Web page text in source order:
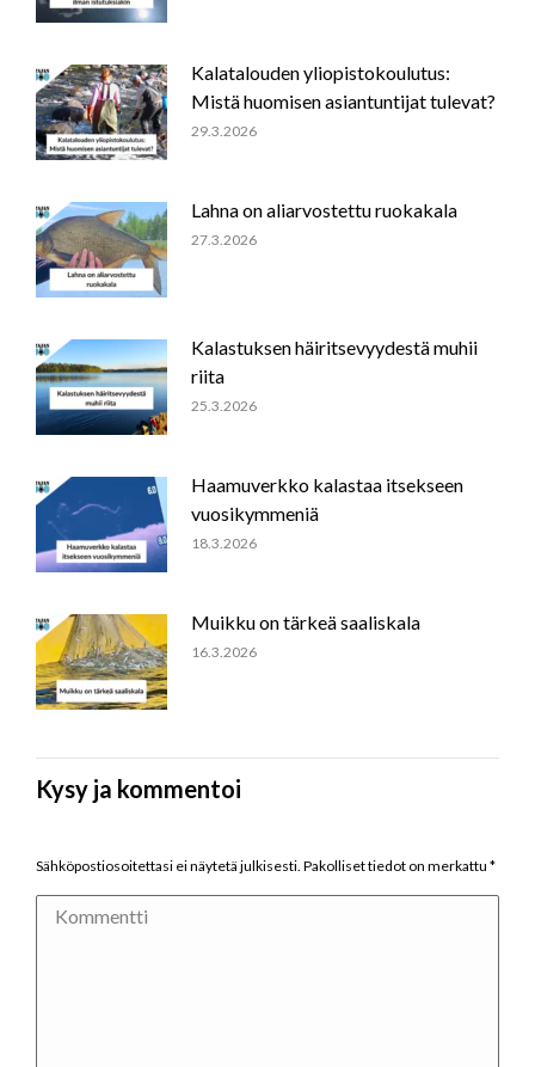
Kalatalouden yliopistokoulutus:
Mistä huomisen asiantuntijat tulevat?
29.3.2026
Lahna on aliarvostettu ruokakala
27.3.2026
Kalastuksen häiritsevyydestä muhii
riita
25.3.2026
Haamuverkko kalastaa itsekseen
vuosikymmeniä
18.3.2026
Muikku on tärkeä saaliskala
16.3.2026
Kysy ja kommentoi
Sähköpostiosoitettasi ei näytetä julkisesti. Pakolliset tiedot on merkattu *
Kommentti